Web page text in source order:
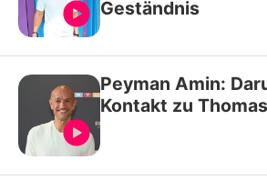
Geständnis
Peyman Amin:
Kontakt zu